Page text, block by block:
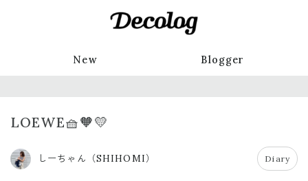
New Blogger
LOEWE🧺🧡💛
しーちゃん（SHIHOMI） Diary